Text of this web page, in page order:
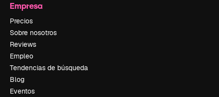
Empresa
Precios
Sobre nosotros
Reviews
Empleo
Tendencias de búsqueda
Blog
Eventos